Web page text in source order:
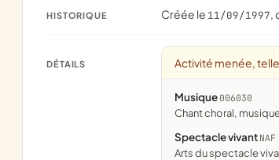
HISTORIQUE Créée le 11/09/1997,
DÉTAILS Activité menée,
Musique 006030
chant choral,
Spectacle vivant
Arts du spectacle